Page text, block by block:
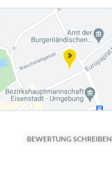
BEWERTUNG SCHREIBEN